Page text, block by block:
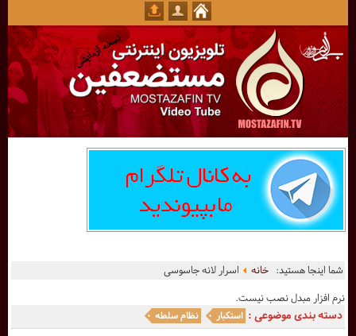
شما اینجا هستید:خانه
اسرار لانه جاسوسی
نرم افزار مبدل نصب نیست.
دسته بندی موضوعی : استکبار نظام سلطه